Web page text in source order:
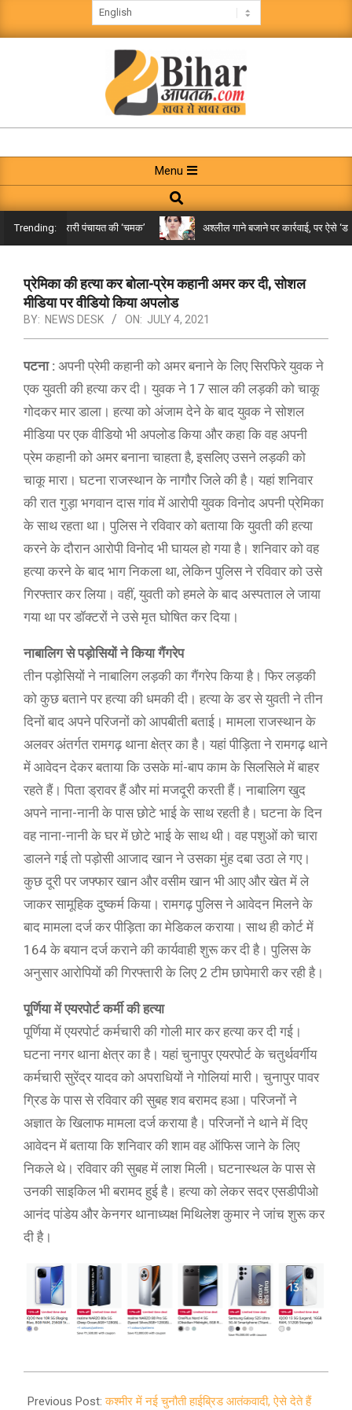
to
BIHAR
AAPTAK
Navigation
Menu
Menu
Search
Trending:
तक पहुंची गरारी पंचायत की ‘चमक’ अश्लील गाने बजाने पर कार्रवाई, पर ऐसे ‘डबल
प्रेमिका की हत्या कर बोला-प्रेम कहानी अमर कर दी, सोशल
मीडिया पर वीडियो किया अपलोड
BY: NEWS DESK ON: JULY 4, 2021
पटना : अपनी प्रेमी कहानी को अमर बनाने के लिए सिरफिरे युवक ने
एक युवती की हत्या कर दी। युवक ने 17 साल की लड़की को चाकू
गोदकर मार डाला। हत्या को अंजाम देने के बाद युवक ने सोशल
मीडिया पर एक वीडियो भी अपलोड किया और कहा कि वह अपनी
प्रेम कहानी को अमर बनाना चाहता है, इसलिए उसने लड़की को
चाकू मारा। घटना राजस्थान के नागौर जिले की है। यहां शनिवार
की रात गुड़ा भगवान दास गांव में आरोपी युवक विनोद अपनी प्रेमिका
के साथ रहता था। पुलिस ने रविवार को बताया कि युवती की हत्या
करने के दौरान आरोपी विनोद भी घायल हो गया है। शनिवार को वह
हत्या करने के बाद भाग निकला था, लेकिन पुलिस ने रविवार को उसे
गिरफ्तार कर लिया। वहीं, युवती को हमले के बाद अस्पताल ले जाया
गया था पर डॉक्टरों ने उसे मृत घोषित कर दिया।
नाबालिग से पड़ोसियों ने किया गैंगरेप
तीन पड़ोसियों ने नाबालिग लड़की का गैंगरेप किया है। फिर लड़की
को कुछ बताने पर हत्या की धमकी दी। हत्या के डर से युवती ने तीन
दिनों बाद अपने परिजनों को आपबीती बताई। मामला राजस्थान के
अलवर अंतर्गत रामगढ़ थाना क्षेत्र का है। यहां पीड़िता ने रामगढ़ थाने
में आवेदन देकर बताया कि उसके मां-बाप काम के सिलसिले में बाहर
रहते हैं। पिता ड्रावर हैं और मां मजदूरी करती हैं। नाबालिग खुद
अपने नाना-नानी के पास छोटे भाई के साथ रहती है। घटना के दिन
वह नाना-नानी के घर में छोटे भाई के साथ थी। वह पशुओं को चारा
डालने गई तो पड़ोसी आजाद खान ने उसका मुंह दबा उठा ले गए।
कुछ दूरी पर जफ्फार खान और वसीम खान भी आए और खेत में ले
जाकर सामूहिक दुष्कर्म किया। रामगढ़ पुलिस ने आवेदन मिलने के
बाद मामला दर्ज कर पीड़िता का मेडिकल कराया। साथ ही कोर्ट में
164 के बयान दर्ज कराने की कार्यवाही शुरू कर दी है। पुलिस के
अनुसार आरोपियों की गिरफ्तारी के लिए 2 टीम छापेमारी कर रही है।
पूर्णिया में एयरपोर्ट कर्मी की हत्या
पूर्णिया में एयरपोर्ट कर्मचारी की गोली मार कर हत्या कर दी गई।
घटना नगर थाना क्षेत्र का है। यहां चुनापुर एयरपोर्ट के चतुर्थवर्गीय
कर्मचारी सुरेंद्र यादव को अपराधियों ने गोलियां मारी। चुनापुर पावर
ग्रिड के पास से रविवार की सुबह शव बरामद हआ। परिजनों ने
अज्ञात के खिलाफ मामला दर्ज कराया है। परिजनों ने थाने में दिए
आवेदन में बताया कि शनिवार की शाम वह ऑफिस जाने के लिए
निकले थे। रविवार की सुबह में लाश मिली। घटनास्थल के पास से
उनकी साइकिल भी बरामद हुई है। हत्या को लेकर सदर एसडीपीओ
आनंद पांडेय और केनगर थानाध्यक्ष मिथिलेश कुमार ने जांच शुरू कर
दी है।
07-
Previous Post:कश्मीर में नई चुनौती हाईब्रिड आतंकवादी, ऐसे देते हैं